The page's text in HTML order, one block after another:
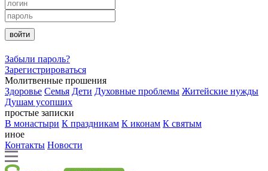
войти
Забыли пароль?
Зарегистрироваться
Молитвенные прошения
Здоровье Семья Дети Духовные проблемы Житейские нужды
Душам усопших
простые записки
В монастыри К праздникам К иконам К святым
иное
Контакты Новости